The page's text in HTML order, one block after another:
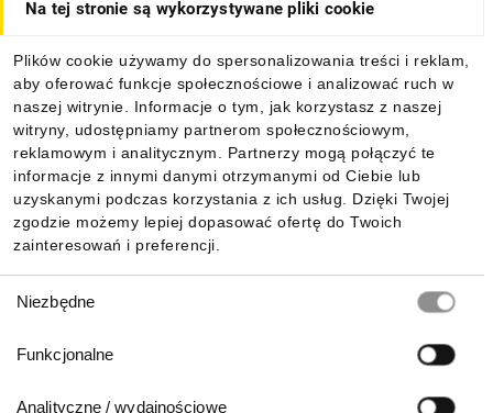
Na tej stronie są wykorzystywane pliki cookie
Plików cookie używamy do spersonalizowania treści i reklam,
aby oferować funkcje społecznościowe i analizować ruch w
naszej witrynie. Informacje o tym, jak korzystasz z naszej
witryny, udostępniamy partnerom społecznościowym,
reklamowym i analitycznym. Partnerzy mogą połączyć te
informacje z innymi danymi otrzymanymi od Ciebie lub
uzyskanymi podczas korzystania z ich usług. Dzięki Twojej
zgodzie możemy lepiej dopasować ofertę do Twoich
zainteresowań i preferencji.
zgody
Niezbędne
Funkcjonalne
Analityczne / wydajnościowe
Informacje
Pobierz naszą aplikację mobilną: